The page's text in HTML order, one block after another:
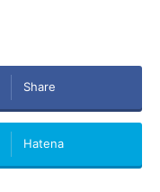
Share
Hatena